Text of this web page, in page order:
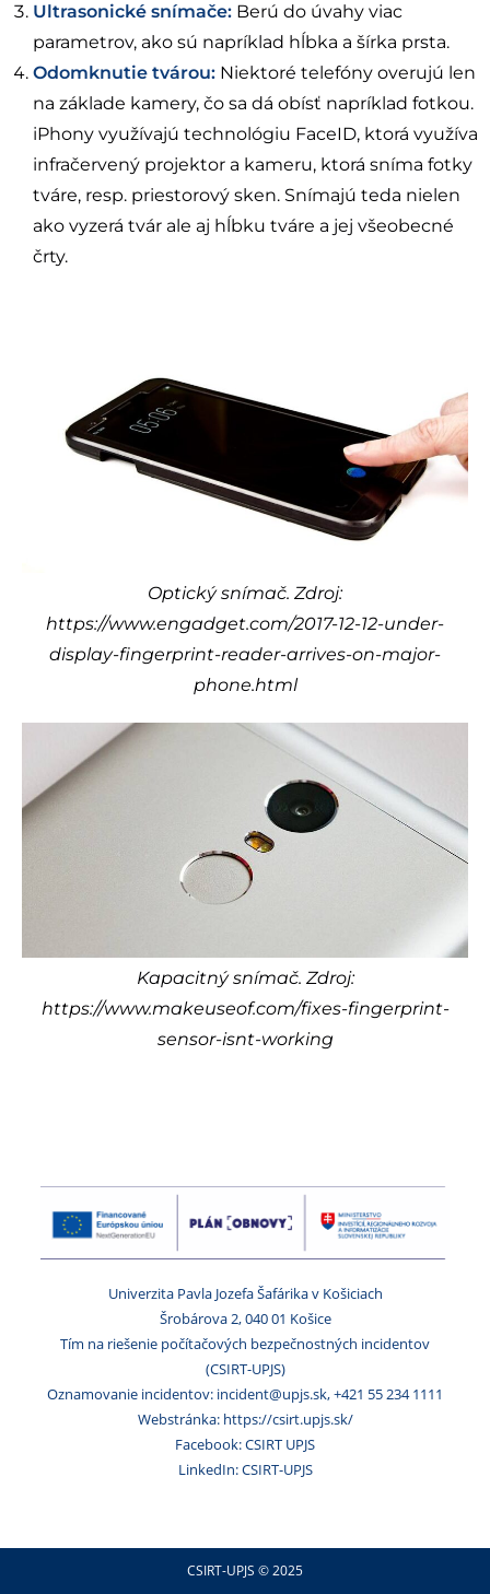
Ultrasonické snímače: Berú do úvahy viac
parametrov, ako sú napríklad hĺbka a šírka prsta.
Odomknutie tvárou: Niektoré telefóny overujú len
na základe kamery, čo sa dá obísť napríklad fotkou.
iPhony využívajú technológiu FaceID, ktorá využíva
infračervený projektor a kameru, ktorá sníma fotky
tváre, resp. priestorový sken. Snímajú teda nielen
ako vyzerá tvár ale aj hĺbku tváre a jej všeobecné
črty.
Optický snímač. Zdroj:
https://www.engadget.com/2017-12-12-under-
display-fingerprint-reader-arrives-on-major-
phone.html
Kapacitný snímač. Zdroj:
https://www.makeuseof.com/fixes-fingerprint-
sensor-isnt-working
Univerzita Pavla Jozefa Šafárika v Košiciach
Šrobárova 2, 040 01 Košice
Tím na riešenie počítačových bezpečnostných incidentov
(CSIRT-UPJS)
Oznamovanie incidentov: incident@upjs.sk, +421 55 234 1111
Webstránka: https://csirt.upjs.sk/
Facebook: CSIRT UPJS
LinkedIn: CSIRT-UPJS
CSIRT-UPJS © 2025